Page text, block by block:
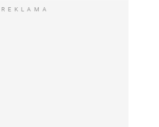
REKLAMA